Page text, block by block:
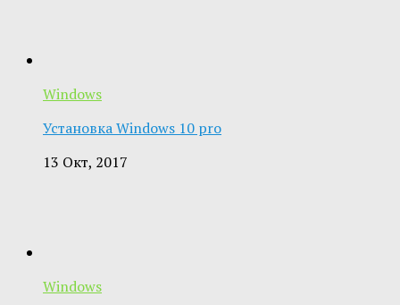
Windows
Установка Windows 10 pro
13 Окт, 2017
Windows